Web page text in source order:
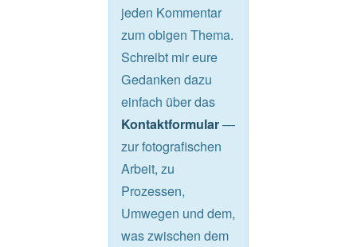
jeden Kommentar
zum obigen Thema.
Schreibt mir eure
Gedanken dazu
einfach über das
Kontaktformular—
zur fotografischen
Arbeit, zu
Prozessen,
Umwegen und dem,
was zwischen dem